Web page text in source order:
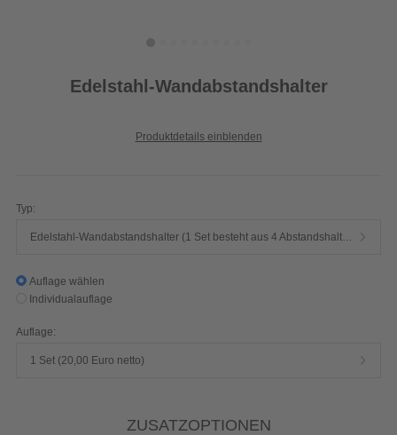
Edelstahl-Wandabstandshalter
Produktdetails einblenden
Typ:
Auflage wählen
Individualauflage
Auflage:
1 Set (20,00 Euro netto)
ZUSATZOPTIONEN